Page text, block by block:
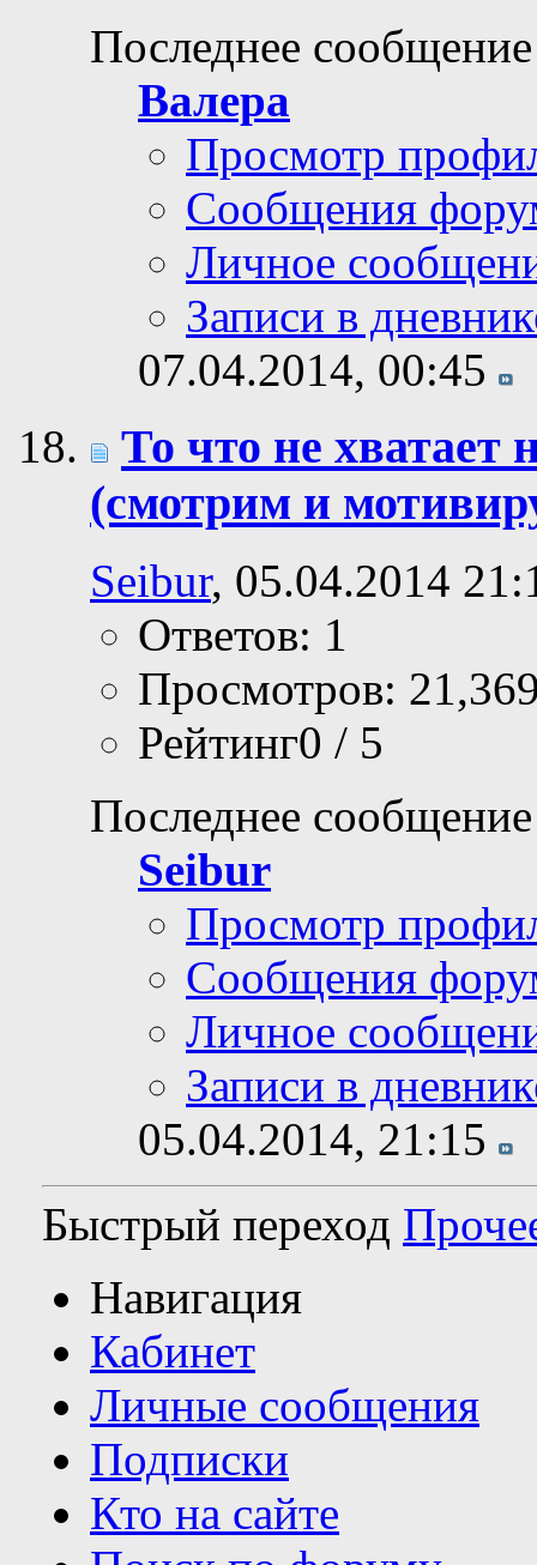
Последнее
Валера
Просмотр
Сообщения
Личное
Записи в
07.04.2014, 00:45
То что не
(смотрим и
Seibur, 05.04.2014
Ответов: 1
Просмотров:
Рейтинг0 / 5
Последнее
Seibur
Просмотр
Сообщения
Личное
Записи в
05.04.2014, 21:15
Быстрый переход
Навигация
Кабинет
Личные сообщения
Подписки
Кто на сайте